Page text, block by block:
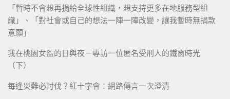
「暫時不會想再捐給全球性組織，想支持更多在地服務型組
織」、「對社會或自己的想法一陣一陣改變，讓我暫時無捐款
意願」
我在桃園女監的日與夜－專訪一位匿名受刑人的鐵窗時光
（下）
每逢災難必討伐？紅十字會：網路傳言一次澄清